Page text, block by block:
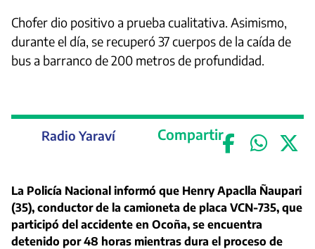
Chofer dio positivo a prueba cualitativa. Asimismo,
durante el día, se recuperó 37 cuerpos de la caída de
bus a barranco de 200 metros de profundidad.
Radio Yaraví Compartir
La Policía Nacional informó que Henry Apaclla Ñaupari
(35), conductor de la camioneta de placa VCN-735, que
participó del accidente en Ocoña, se encuentra
detenido por 48 horas mientras dura el proceso de